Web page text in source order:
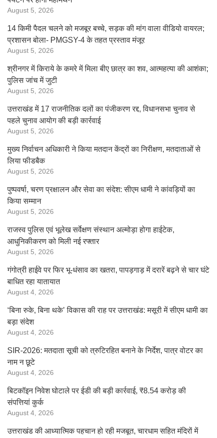
August 5, 2026
14 किमी पैदल चलने को मजबूर बच्चे, सड़क की मांग वाला वीडियो वायरल;
प्रशासन बोला- PMGSY-4 के तहत प्रस्ताव मंजूर
August 5, 2026
श्रीनगर में किराये के कमरे में मिला बीए छात्र का शव, आत्महत्या की आशंका;
पुलिस जांच में जुटी
August 5, 2026
उत्तराखंड में 17 राजनीतिक दलों का पंजीकरण रद्द, विधानसभा चुनाव से
पहले चुनाव आयोग की बड़ी कार्रवाई
August 5, 2026
मुख्य निर्वाचन अधिकारी ने किया मतदान केंद्रों का निरीक्षण, मतदाताओं से
लिया फीडबैक
August 5, 2026
पुष्पवर्षा, चरण प्रक्षालन और सेवा का संदेश: सीएम धामी ने कांवड़ियों का
किया सम्मान
August 5, 2026
राजस्व पुलिस एवं भूलेख सर्वेक्षण संस्थान अल्मोड़ा होगा हाईटेक,
आधुनिकीकरण को मिली नई रफ्तार
August 5, 2026
गंगोत्री हाईवे पर फिर भू-धंसाव का खतरा, पापड़गाड़ में दरारें बढ़ने से चार घंटे
बाधित रहा यातायात
August 4, 2026
‘बिना रुके, बिना थके’ विकास की राह पर उत्तराखंड: मसूरी में सीएम धामी का
बड़ा संदेश
August 4, 2026
SIR-2026: मतदाता सूची को त्रुटिरहित बनाने के निर्देश, पात्र वोटर का
नाम न छूटे
August 4, 2026
बिटकॉइन निवेश घोटाले पर ईडी की बड़ी कार्रवाई, ₹8.54 करोड़ की
संपत्तियां कुर्क
August 4, 2026
उत्तराखंड की आध्यात्मिक पहचान हो रही मजबूत, चारधाम सहित मंदिरों में